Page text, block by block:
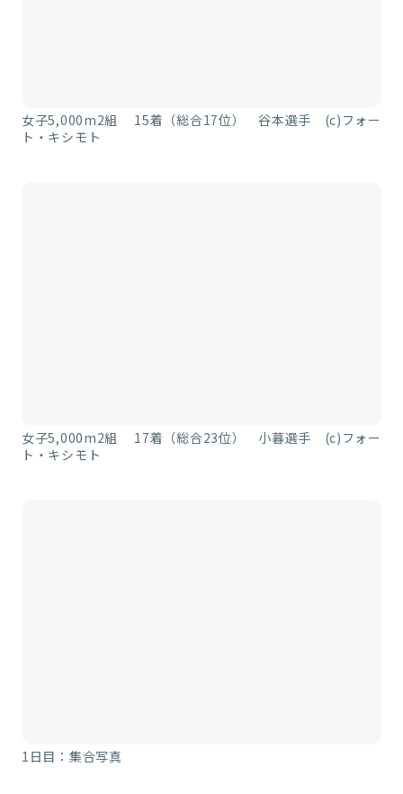
女子5,000m2組 15着（総合17位） 谷本選手 (c)フォー
ト・キシモト
女子5,000m2組 17着（総合23位） 小暮選手 (c)フォー
ト・キシモト
1日目：集合写真